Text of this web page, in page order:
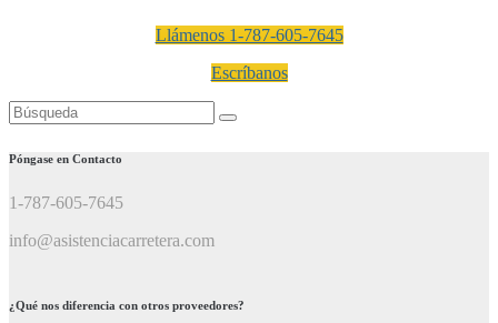
Llámenos 1-787-605-7645
Escríbanos
Buscar:
Póngase en Contacto
1-787-605-7645
info@asistenciacarretera.com
¿Qué nos diferencia con otros proveedores?